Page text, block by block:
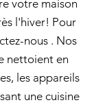
votre maison
l'hiver! Pour
nous . Nos
nettoient en
les appareils
une cuisine